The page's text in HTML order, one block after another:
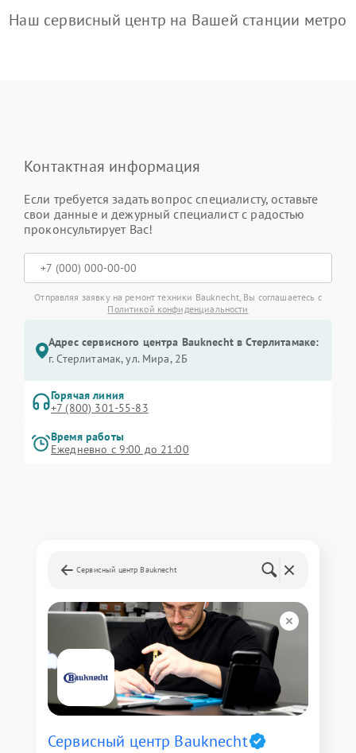
Наш сервисный центр на Вашей станции метро
Контактная информация
Если требуется задать вопрос специалисту, оставьте
свои данные и дежурный специалист с радостью
проконсультирует Вас!
Отправляя заявку на ремонт техники Bauknecht, Вы соглашаетесь с
Политикой конфиденциальности
Адрес сервисного центра Bauknecht в Стерлитамаке:
г. Стерлитамак, ул. Мира, 2Б
Горячая линия
+7 (800) 301-55-83
Время работы
Ежедневно с 9:00 до 21:00
Сервисный центр Bauknecht
Сервисный центр Bauknecht